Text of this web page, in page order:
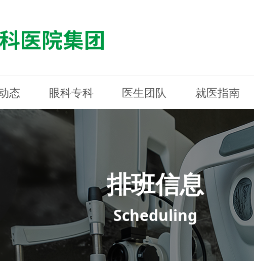
态
公益活动 医
眼科专科
近视诊疗专科
近视门诊/角膜接触镜科 老花眼白内障科 神
眼眶整形科 眼
眼部整形科 眼
医生团队
近视诊疗专科
近视门诊/角膜接触镜科 老花眼白内障科 神
眼眶整形科 眼
眼部整形科 眼
就医指南
连江东南眼科医院
合肥东南眼科医院 佰视佳眼科
排班信息
Scheduling